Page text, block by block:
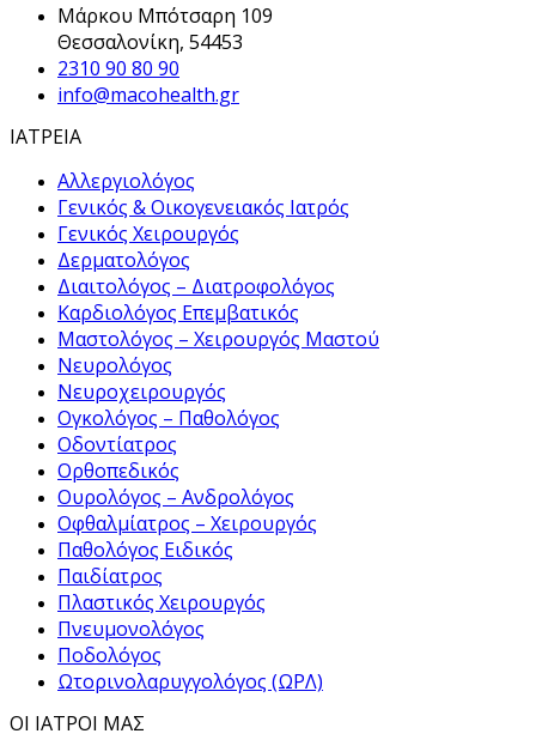
Μάρκου Μπότσαρη 109
Θεσσαλονίκη, 54453
2310 90 80 90
info@macohealth.gr
ΙΑΤΡΕΙΑ
Αλλεργιολόγος
Γενικός & Οικογενειακός Ιατρός
Γενικός Χειρουργός
Δερματολόγος
Διαιτολόγος – Διατροφολόγος
Καρδιολόγος Επεμβατικός
Μαστολόγος – Χειρουργός Μαστού
Νευρολόγος
Νευροχειρουργός
Ογκολόγος – Παθολόγος
Οδοντίατρος
Ορθοπεδικός
Ουρολόγος – Ανδρολόγος
Οφθαλμίατρος – Χειρουργός
Παθολόγος Ειδικός
Παιδίατρος
Πλαστικός Χειρουργός
Πνευμονολόγος
Ποδολόγος
Ωτορινολαρυγγολόγος (ΩΡΛ)
ΟΙ ΙΑΤΡΟΙ ΜΑΣ